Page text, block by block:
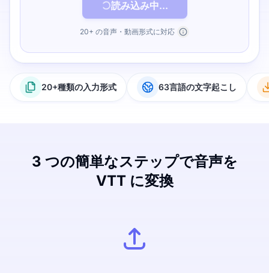
読み込み中...
20+ の音声・動画形式に対応
20+種類の入力形式 63言語の文字起こし
3 つの簡単なステップで音声を
VTT に変換